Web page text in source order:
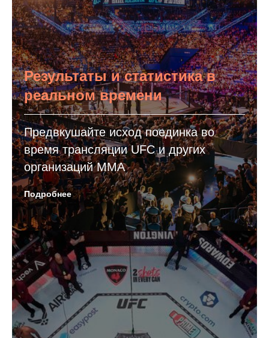
Результаты и статистика в
реальном времени
Предвкушайте исход поединка во
время трансляции UFC и других
организаций MMA
Подробнее